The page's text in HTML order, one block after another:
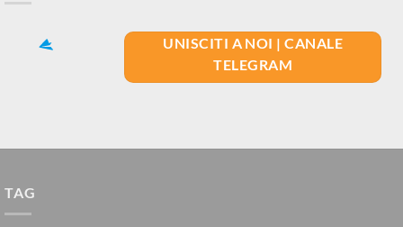
UNISCITI A NOI | CANALE
TELEGRAM
TAG